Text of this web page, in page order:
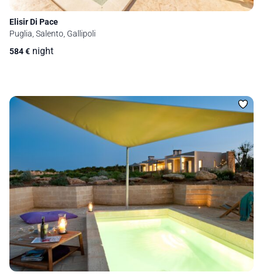
Elisir Di Pace
Puglia, Salento, Gallipoli
584€ night